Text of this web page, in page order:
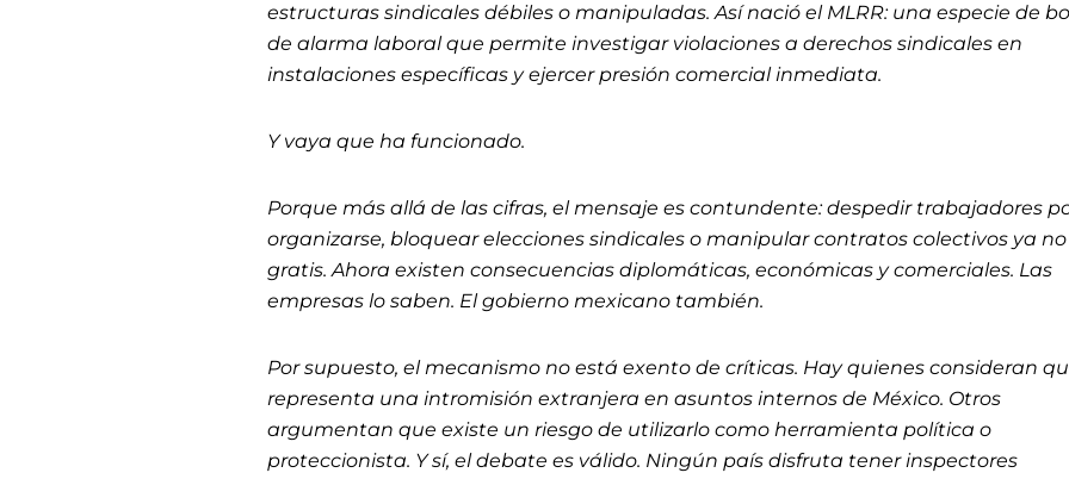
estructuras sindicales débiles o manipuladas. Así nació el MLRR: una especie de
de alarma laboral que permite investigar violaciones a derechos sindicales en
instalaciones específicas y ejercer presión comercial inmediata.
Y vaya que ha funcionado.
Porque más allá de las cifras, el mensaje es contundente: despedir trabajadores
organizarse, bloquear elecciones sindicales o manipular contratos colectivos ya no
gratis. Ahora existen consecuencias diplomáticas, económicas y comerciales. Las
empresas lo saben. El gobierno mexicano también.
Por supuesto, el mecanismo no está exento de críticas. Hay quienes consideran
representa una intromisión extranjera en asuntos internos de México. Otros
argumentan que existe un riesgo de utilizarlo como herramienta política o
proteccionista. Y sí, el debate es válido. Ningún país disfruta tener inspectores